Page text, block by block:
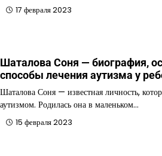
17 февраля 2023
Шаталова Соня — биография,
способы лечения аутизма у
Шаталова Соня — известная личность,
аутизмом. Родилась она в маленьком…
15 февраля 2023